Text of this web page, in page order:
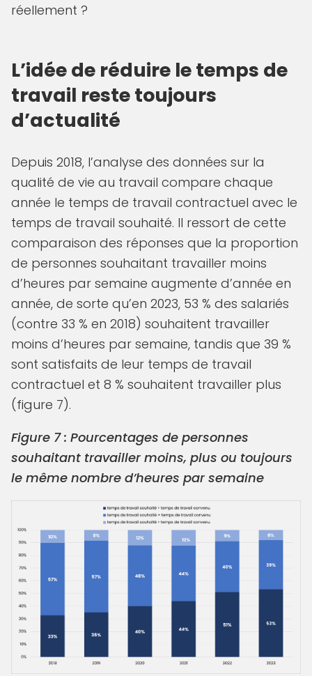
réellement ?
L’idée de réduire le temps de
travail reste toujours
d’actualité
Depuis 2018, l’analyse des données sur la
qualité de vie au travail compare chaque
année le temps de travail contractuel avec le
temps de travail souhaité. Il ressort de cette
comparaison des réponses que la proportion
de personnes souhaitant travailler moins
d’heures par semaine augmente d’année en
année, de sorte qu’en 2023, 53 % des salariés
(contre 33 % en 2018) souhaitent travailler
moins d’heures par semaine, tandis que 39 %
sont satisfaits de leur temps de travail
contractuel et 8 % souhaitent travailler plus
(figure 7).
Figure 7 : Pourcentages de personnes
souhaitant travailler moins, plus ou toujours
le même nombre d’heures par semaine